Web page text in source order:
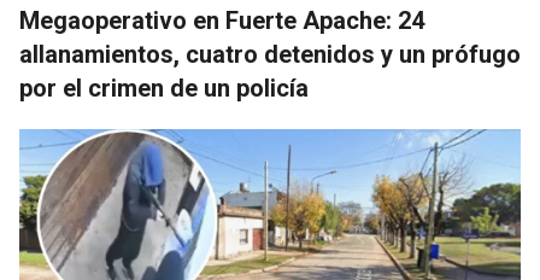
Megaoperativo en Fuerte Apache: 24
allanamientos, cuatro detenidos y un prófugo
por el crimen de un policía